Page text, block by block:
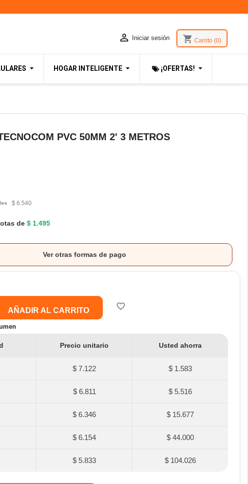
 Iniciar sesión shopping_cart Carrito (0)
HOGAR INTELIGENTE ¡OFERTAS!
PVC 50MM 2' 3 METROS
$ 6.540
de $ 1.495
Ver otras formas de pago
AÑADIR AL CARRITO favorite_border
Precio unitario Usted ahorra
$ 7.122 $ 1.583
$ 6.811 $ 5.516
$ 6.346 $ 15.677
$ 6.154 $ 44.000
$ 5.833 $ 104.026